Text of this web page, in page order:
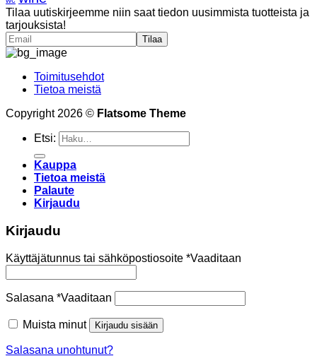
Tilaa uutiskirjeemme niin saat tiedon uusimmista tuotteista ja
tarjouksista!
Toimitusehdot
Tietoa meistä
Copyright 2026 © Flatsome Theme
Etsi:
Kauppa
Tietoa meistä
Palaute
Kirjaudu
Kirjaudu
Käyttäjätunnus tai sähköpostiosoite *Vaaditaan
Salasana *Vaaditaan
Muista minut Kirjaudu sisään
Salasana unohtunut?